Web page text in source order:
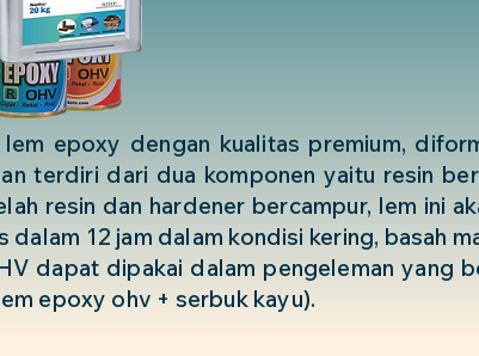
epoxy dengan kualitas premium,
terdiri dari dua komponen yaitu resin
resin dan hardener bercampur, lem ini
dalam 12 jam dalam kondisi kering, basah
dapat dipakai dalam pengeleman yang
epoxy ohv + serbuk kayu).